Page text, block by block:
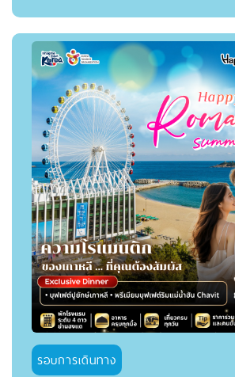
รอบการเดินทาง